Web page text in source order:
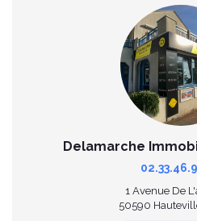
Delamarche
1 Avenue De
50590